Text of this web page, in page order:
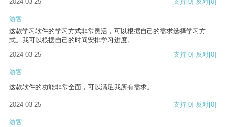
游客
这款学习软件的学习方式非常灵活，可以根据自己的需求选择学习方
式。我可以根据自己的时间安排学习进度。
2024-03-25
支持[0] 反对[0]
游客
这款软件的功能非常全面，可以满足我所有需求。
2024-03-25 支持[0] 反对[0]
游客